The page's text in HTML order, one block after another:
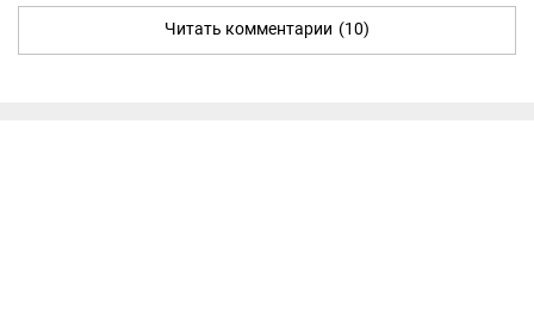
Читать комментарии (10)